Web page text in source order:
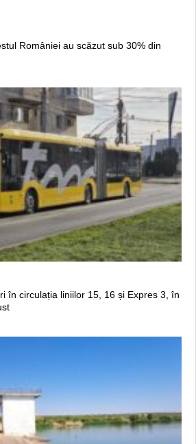
României au scăzut sub 30% din
în circulația liniilor 15, 16 și Expres 3, în